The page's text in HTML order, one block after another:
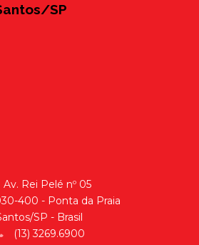
SP
Av. Rei Pelé nº 05
400 - Ponta da Praia
SP - Brasil
(13) 3269.6900